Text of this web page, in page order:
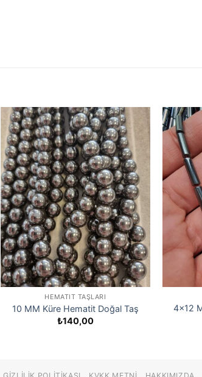
HEMATIT TAŞLARI
10 MM Küre Hematit Doğal Taş
₺140,00
4×12